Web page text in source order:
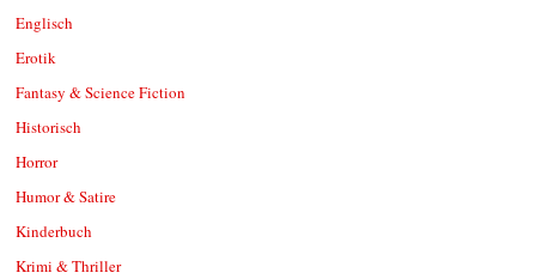
Englisch
Erotik
Fantasy & Science Fiction
Historisch
Horror
Humor & Satire
Kinderbuch
Krimi & Thriller